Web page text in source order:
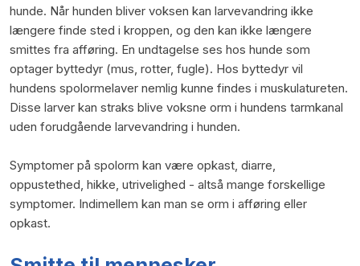
hunde. Når hunden bliver voksen kan larvevandring ikke
længere finde sted i kroppen, og den kan ikke længere
smittes fra afføring. En undtagelse ses hos hunde som
optager byttedyr (mus, rotter, fugle). Hos byttedyr vil
hundens spolormelaver nemlig kunne findes i muskulatureten.
Disse larver kan straks blive voksne orm i hundens tarmkanal
uden forudgående larvevandring i hunden.
Symptomer på spolorm kan være opkast, diarre,
oppustethed, hikke, utrivelighed - altså mange forskellige
symptomer. Indimellem kan man se orm i afføring eller
opkast.